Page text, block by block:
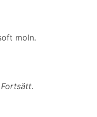
moln.
Fortsätt.